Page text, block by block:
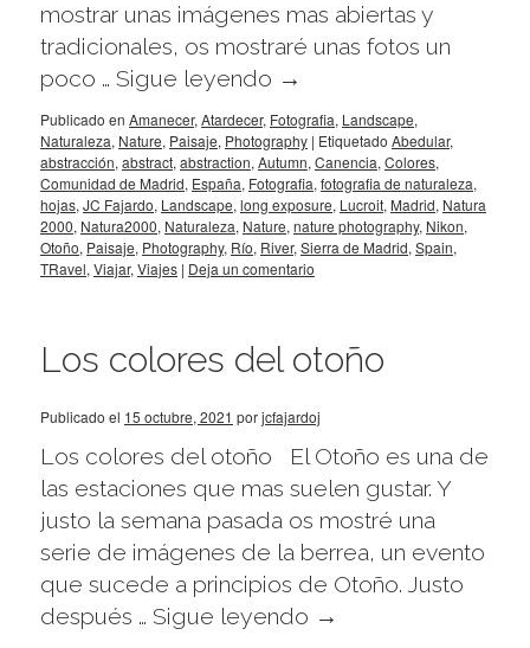
mostrar unas imágenes mas abiertas y
tradicionales, os mostraré unas fotos un
poco … Sigue leyendo →
Publicado en Amanecer, Atardecer, Fotografia, Landscape,
Naturaleza, Nature, Paisaje, Photography | Etiquetado Abedular,
abstracción, abstract, abstraction, Autumn, Canencia, Colores,
Comunidad de Madrid, España, Fotografia, fotografia de naturaleza,
hojas, JC Fajardo, Landscape, long exposure, Lucroit, Madrid, Natura
2000, Natura2000, Naturaleza, Nature, nature photography, Nikon,
Otoño, Paisaje, Photography, Río, River, Sierra de Madrid, Spain,
TRavel, Viajar, Viajes | Deja un comentario
Los colores del otoño
Publicado el 15 octubre, 2021 porjcfajardoj
Los colores del otoño El Otoño es una de
las estaciones que mas suelen gustar. Y
justo la semana pasada os mostré una
serie de imágenes de la berrea, un evento
que sucede a principios de Otoño. Justo
después … Sigue leyendo →